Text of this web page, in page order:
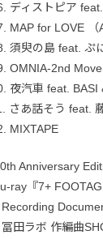
ディストピア
MAP for LOVE （
須臾の島 feat. ぷ
OMNIA-2nd
夜汽車 feat.
さあ話そう feat.
MIXTAPE
Anniversary
ray『7+
Recording
冨田ラボ 作編曲